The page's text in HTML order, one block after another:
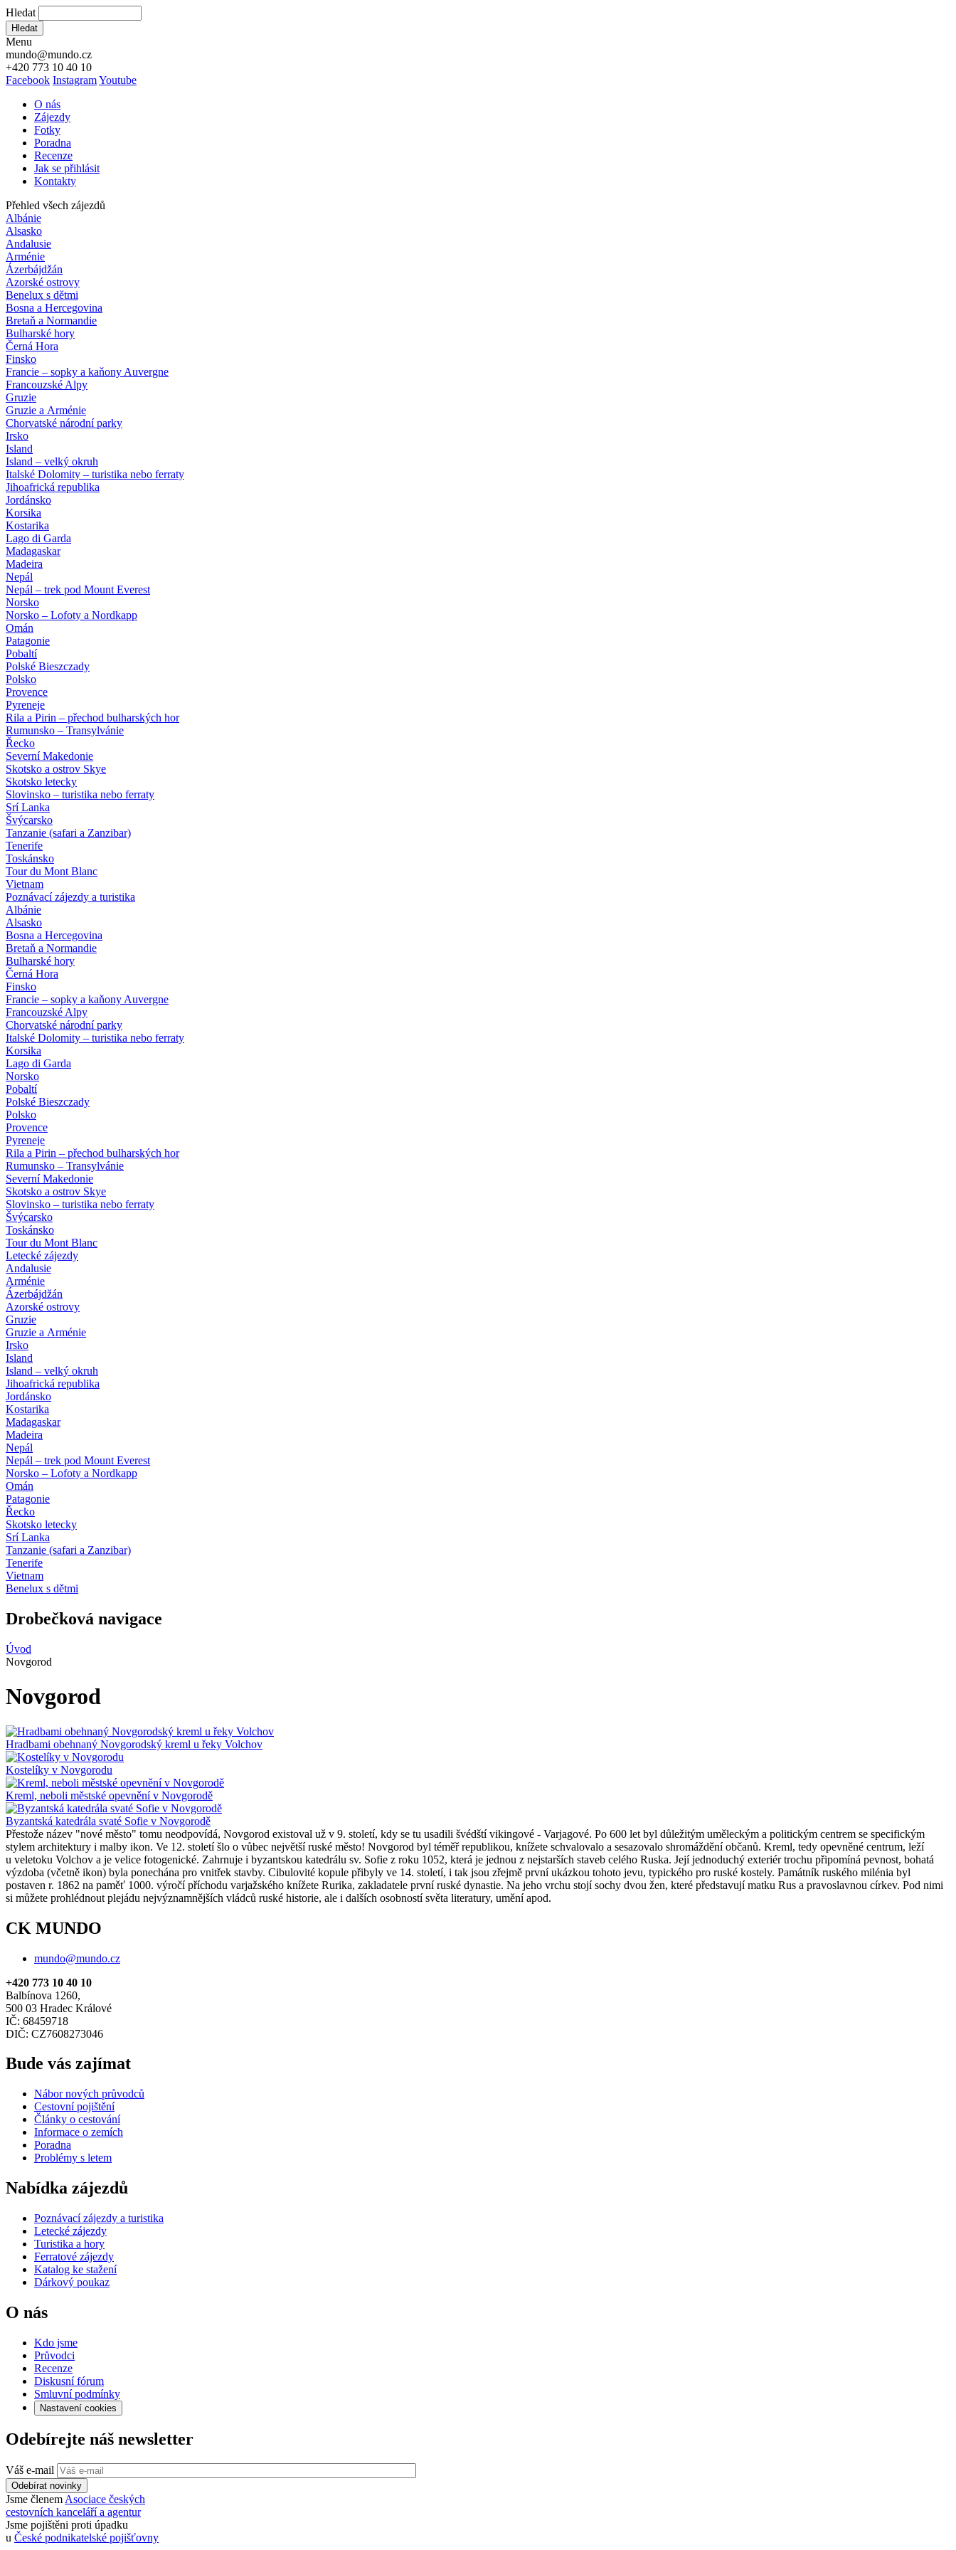
Hledat
Hledat
Menu
mundo@mundo.cz
+420 773 10 40 10
Facebook InstagramYoutube
O nás
Zájezdy
Fotky
Poradna
Recenze
Jak se přihlásit
Kontakty
Přehled všech zájezdů
Albánie
Alsasko
Andalusie
Arménie
Ázerbájdžán
Azorské ostrovy
Benelux s dětmi
Bosna a Hercegovina
Bretaň a Normandie
Bulharské hory
Černá Hora
Finsko
Francie – sopky a kaňony Auvergne
Francouzské Alpy
Gruzie
Gruzie a Arménie
Chorvatské národní parky
Irsko
Island
Island – velký okruh
Italské Dolomity – turistika nebo ferraty
Jihoafrická republika
Jordánsko
Korsika
Kostarika
Lago di Garda
Madagaskar
Madeira
Nepál
Nepál – trek pod Mount Everest
Norsko
Norsko – Lofoty a Nordkapp
Omán
Patagonie
Pobaltí
Polské Bieszczady
Polsko
Provence
Pyreneje
Rila a Pirin – přechod bulharských hor
Rumunsko – Transylvánie
Řecko
Severní Makedonie
Skotsko a ostrov Skye
Skotsko letecky
Slovinsko – turistika nebo ferraty
Srí Lanka
Švýcarsko
Tanzanie (safari a Zanzibar)
Tenerife
Toskánsko
Tour du Mont Blanc
Vietnam
Poznávací zájezdy a turistika
Albánie
Alsasko
Bosna a Hercegovina
Bretaň a Normandie
Bulharské hory
Černá Hora
Finsko
Francie – sopky a kaňony Auvergne
Francouzské Alpy
Chorvatské národní parky
Italské Dolomity – turistika nebo ferraty
Korsika
Lago di Garda
Norsko
Pobaltí
Polské Bieszczady
Polsko
Provence
Pyreneje
Rila a Pirin – přechod bulharských hor
Rumunsko – Transylvánie
Severní Makedonie
Skotsko a ostrov Skye
Slovinsko – turistika nebo ferraty
Švýcarsko
Toskánsko
Tour du Mont Blanc
Letecké zájezdy
Andalusie
Arménie
Ázerbájdžán
Azorské ostrovy
Gruzie
Gruzie a Arménie
Irsko
Island
Island – velký okruh
Jihoafrická republika
Jordánsko
Kostarika
Madagaskar
Madeira
Nepál
Nepál – trek pod Mount Everest
Norsko – Lofoty a Nordkapp
Omán
Patagonie
Řecko
Skotsko letecky
Srí Lanka
Tanzanie (safari a Zanzibar)
Tenerife
Vietnam
Benelux s dětmi
Drobečková navigace
Úvod
Novgorod
Novgorod
Hradbami obehnaný Novgorodský kreml u řeky Volchov
Kostelíky v Novgorodu
Kreml, neboli městské opevnění v Novgorodě
Byzantská katedrála svaté Sofie v Novgorodě
Přestože název "nové město" tomu neodpovídá, Novgorod existoval už v 9. století, kdy se tu usadili švédští vikingové - Varjagové. Po 600 let byl důležitým uměleckým a politickým centrem se specifickým
stylem architektury i malby ikon. Ve 12. století šlo o vůbec největší ruské město! Novgorod byl téměř republikou, knížete schvalovalo a sesazovalo shromáždění občanů. Kreml, tedy opevněné centrum, leží
u veletoku Volchov a je velice fotogenické. Zahrnuje i byzantskou katedrálu sv. Sofie z roku 1052, která je jednou z nejstarších staveb celého Ruska. Její jednoduchý exteriér trochu připomíná pevnost, bohatá
výzdoba (včetně ikon) byla ponechána pro vnitřek stavby. Cibulovité kopule přibyly ve 14. století, i tak jsou zřejmě první ukázkou tohoto jevu, typického pro ruské kostely. Památník ruského milénia byl
postaven r. 1862 na paměť 1000. výročí příchodu varjažského knížete Rurika, zakladatele první ruské dynastie. Na jeho vrchu stojí sochy dvou žen, které představují matku Rus a pravoslavnou církev. Pod nimi
si můžete prohlédnout plejádu nejvýznamnějších vládců ruské historie, ale i dalších osobností světa literatury, umění apod.
CK MUNDO
mundo@mundo.cz
+420 773 10 40 10
Balbínova 1260,
500 03 Hradec Králové
IČ: 68459718
DIČ: CZ7608273046
Bude vás zajímat
Nábor nových průvodců
Cestovní pojištění
Články o cestování
Informace o zemích
Poradna
Problémy s letem
Nabídka zájezdů
Poznávací zájezdy a turistika
Letecké zájezdy
Turistika a hory
Ferratové zájezdy
Katalog ke stažení
Dárkový poukaz
O nás
Kdo jsme
Průvodci
Recenze
Diskusní fórum
Smluvní podmínky
Nastavení cookies
Odebírejte náš newsletter
Váš e-mail
Odebírat novinky
Jsme členem Asociace českých
cestovních kanceláří a agentur
Jsme pojištěni proti úpadku
u České podnikatelské pojišťovny